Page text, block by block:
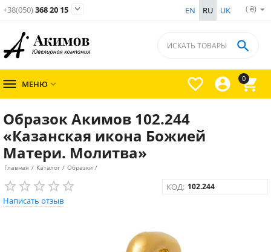
( ₴)
EN RU UK
+38(050)368 20 15 
0




 МЕНЮ 
Образок Акимов 102.244
«Казанская икона Божией
Матери. Молитва»
Главная / Каталог / Образки /
Написать отзыв
КОД: 102.244